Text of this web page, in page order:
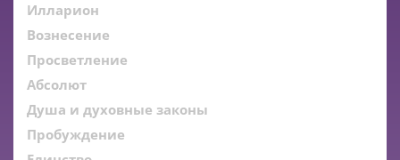
Илларион
Вознесение
Просветление
Абсолют
Душа и духовные законы
Пробуждение